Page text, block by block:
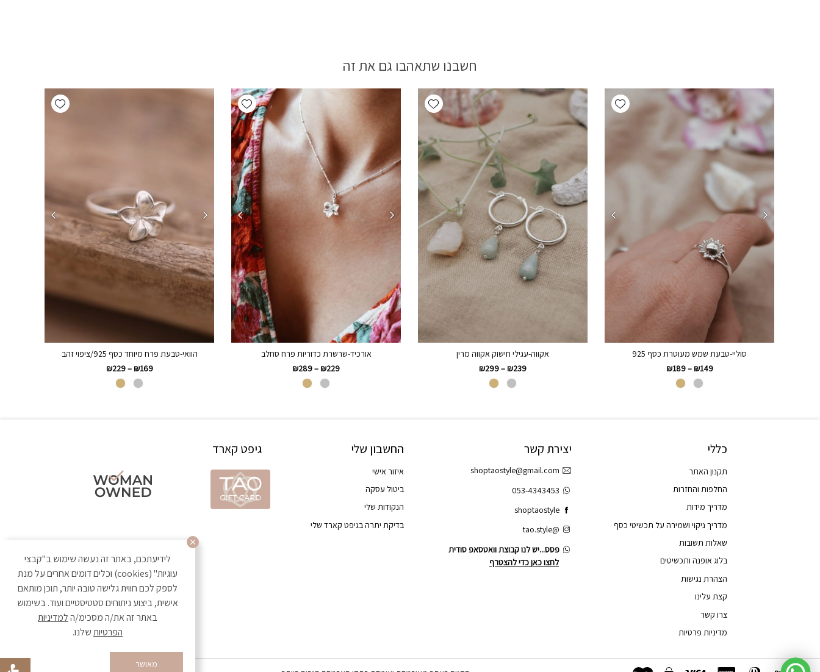
חשבנו שתאהבו גם את זה
Add wishlist
סוליי-טבעת שמש מעוטרת כסף 925
₪149
–
₪189
Add wishlist
אקווה-עגילי חישוק אקווה מרין
₪239
–
₪299
Add wishlist
אורכיד-שרשרת כדוריות פרח סחלב
₪229
–
₪289
Add wishlist
הוואי-טבעת פרח מיוחד כסף 925/ציפוי זהב
₪169
–
₪229
כללי
תקנון האתר
החלפות והחזרות
מדריך מידות
מדריך ניקוי ושמירה על תכשיטי כסף
שאלות תשובות
בלוג אופנה ותכשיטים
הצהרת נגישות
קצת עלינו
צרו קשר
מדיניות פרטיות
החשבון שלי
איזור אישי
ביטול עסקה
הנקודות שלי
בדיקת יתרה בגיפט קארד שלי
יצירת קשר
shoptaostyle@gmail.com
053-4343453
shoptaostyle
@tao.style
פסס...יש לנו קבוצת וואטסאפ סודית
לחצו כאן כדי להצטרף
גיפט קארד
לידיעתכם, באתר זה נעשה שימוש ב"קבצי
עוגיות" (cookies) וכלים דומים אחרים על מנת
לספק לכם חווית גלישה טובה יותר, תוכן מותאם
אישית, ביצוע ניתוחים סטטיסטיים ועוד. בשימוש
באתר זה את/ה מסכימ/הלמדיניות
הפרטיותשלנו.
מאושר